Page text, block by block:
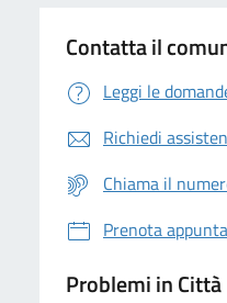
Contatta il
Leggi le
Richiedi
Chiama il
Prenota
Problemi in Città